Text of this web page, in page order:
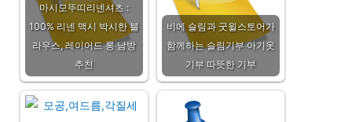
마시모뚜띠리넨셔츠 :
100% 리넨 맥시 박시한 블
라우스, 레이어드 롱 남방
추천
비에 슬림과 굿윌스토어가
함께하는 슬림기부 아기옷
기부 따뜻한 기부